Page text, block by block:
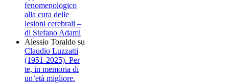
fenomenologico
alla cura delle
lesioni cerebrali –
di Stefano Adami
Alessio Toraldo su
Claudio Luzzatti
(1951-2025). Per
te, in memoria di
un’età migliore.